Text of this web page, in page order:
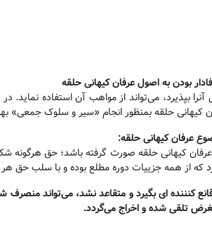
بودن به اصول عرفان کیهانی حلقه
بپذیرد، می‌تواند از مواهب آن استفاده نماید.
کیهانی حلقه بمنظور انجام «سیر و سلوک جمعی»
عرفان کیهانی حلقه:
کیهانی حلقه صورت گرفته باشد؛ حق هرگونه
که از همه جزییات دوره مطلع بوده و با سلب حق
کنننده ای بگیرد و متقاعد نشد، می‌تواند
تلقی شده و اخراج می‌گردد.